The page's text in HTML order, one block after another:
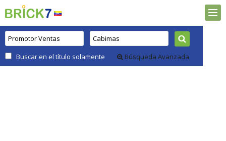
Buscar en el título solamente Búsqueda Avanzada